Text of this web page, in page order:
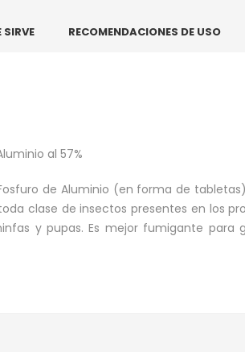
RECOMENDACIONES DE USO
al 57%
de Aluminio (en forma de
clase de insectos presentes en los
y pupas. Es mejor fumigante